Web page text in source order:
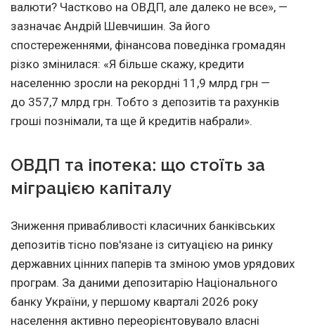
валюти? Частково на ОВДП, але далеко не все», —
зазначає Андрій Шевчишин. За його
спостереженнями, фінансова поведінка громадян
різко змінилася: «Я більше скажу, кредити
населенню зросли на рекордні 11,9 млрд грн —
до 357,7 млрд грн. Тобто з депозитів та рахунків
гроші познімали, та ще й кредитів набрали».
ОВДП та іпотека: що стоїть за
міграцією капіталу
Зниження привабливості класичних банківських
депозитів тісно пов'язане із ситуацією на ринку
державних цінних паперів та зміною умов урядових
програм. За даними депозитарію Національного
банку України, у першому кварталі 2026 року
населення активно переорієнтовувало власні